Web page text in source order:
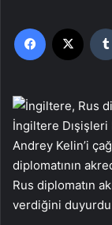
Facebook
İngiltere Dışişleri
Andrey Kelin’i
diplomatının
Rus diplomatın
verdiğini